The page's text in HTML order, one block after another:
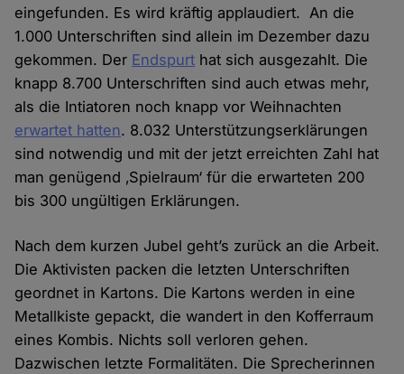
eingefunden. Es wird kräftig applaudiert. An die
1.000 Unterschriften sind allein im Dezember dazu
gekommen. Der Endspurt hat sich ausgezahlt. Die
knapp 8.700 Unterschriften sind auch etwas mehr,
als die Intiatoren noch knapp vor Weihnachten
erwartet hatten. 8.032 Unterstützungserklärungen
sind notwendig und mit der jetzt erreichten Zahl hat
man genügend ‚Spielraum‘ für die erwarteten 200
bis 300 ungültigen Erklärungen.
Nach dem kurzen Jubel geht’s zurück an die Arbeit.
Die Aktivisten packen die letzten Unterschriften
geordnet in Kartons. Die Kartons werden in eine
Metallkiste gepackt, die wandert in den Kofferraum
eines Kombis. Nichts soll verloren gehen.
Dazwischen letzte Formalitäten. Die Sprecherinnen